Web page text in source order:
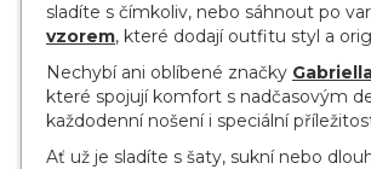
sladíte s čímkoliv, nebo sáhnout po
vzorem, které dodají outfitu styl a
Nechybí ani oblíbené značky
které spojují komfort s nadčasovým
každodenní nošení i speciální
Ať už je sladíte s šaty, sukní nebo